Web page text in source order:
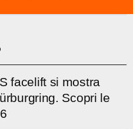
facelift si mostra
Scopri le